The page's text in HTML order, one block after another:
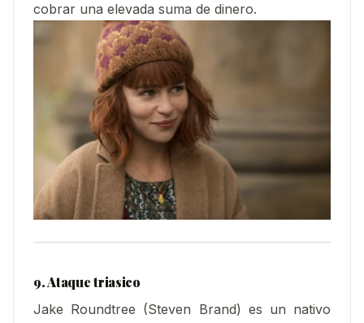
cobrar una elevada suma de dinero.
9. Ataque triasico
Jake Roundtree (Steven Brand) es un nativo